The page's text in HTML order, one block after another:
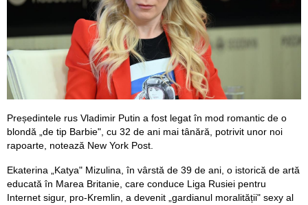
Președintele rus Vladimir Putin a fost legat în mod romantic de o
blondă „de tip Barbie", cu 32 de ani mai tânără, potrivit unor noi
rapoarte, notează New York Post.
Ekaterina „Katya" Mizulina, în vârstă de 39 de ani, o istorică de artă
educată în Marea Britanie, care conduce Liga Rusiei pentru
Internet sigur, pro-Kremlin, a devenit „gardianul moralității" sexy al